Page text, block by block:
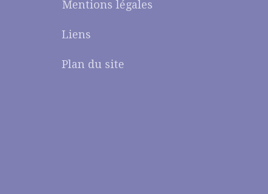
Mentions légales
Liens
Plan du site